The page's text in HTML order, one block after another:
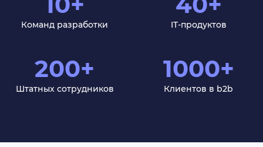
Команд разработки IT-продуктов
200+
Штатных сотрудников
1000+
Клиентов в b2b